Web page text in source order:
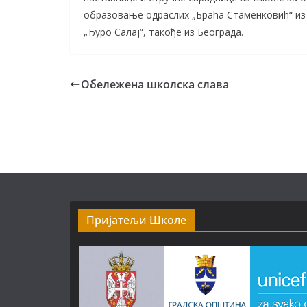
образовање одраслих „Браћа Стаменковић“
„Ђуро Салај“, такође из Београда.
Обележена школска слава
Пријатељи Школе